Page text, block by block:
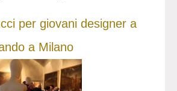
per giovani designer a
a Milano